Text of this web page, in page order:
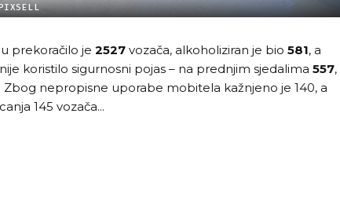
prekoračilo je 2527 vozača, alkoholiziran je bio 581, a
koristilo sigurnosni pojas – na prednjim sjedalima 557,
Zbog nepropisne uporabe mobitela kažnjeno je 140, a
145 vozača...